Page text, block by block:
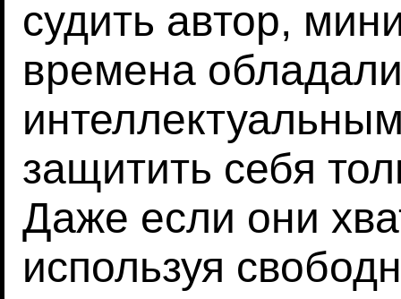
судить автор,
времена
защитить себя
Даже если они
используя